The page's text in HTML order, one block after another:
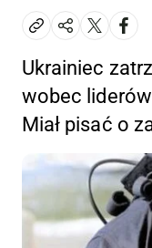
Ukrainiec
wobec
Miał pisać o